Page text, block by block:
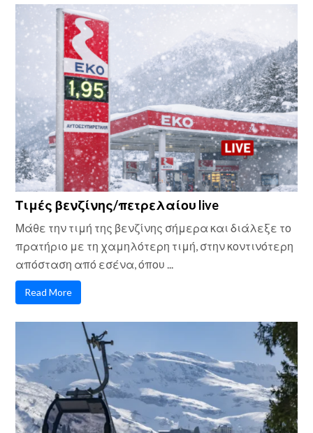
Τιμές βενζίνης/πετρελαίου live
Μάθε την τιμή της βενζίνης σήμερα και διάλεξε το
πρατήριο με τη χαμηλότερη τιμή, στην κοντινότερη
απόσταση από εσένα, όπου ...
Read More